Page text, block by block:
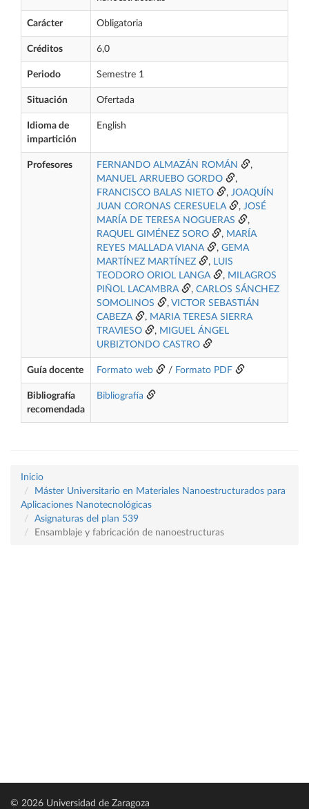
Carácter Obligatoria
Créditos 6,0
Periodo Semestre 1
Situación Ofertada
Idioma de
impartición
English
Profesores FERNANDO ALMAZÁN ROMÁN
,
MANUEL ARRUEBO GORDO
,
FRANCISCO BALAS NIETO
, JOAQUÍN
JUAN CORONAS CERESUELA
, JOSÉ
MARÍA DE TERESA NOGUERAS
,
RAQUEL GIMÉNEZ SORO
, MARÍA
REYES MALLADA VIANA
, GEMA
MARTÍNEZ MARTÍNEZ
, LUIS
TEODORO ORIOL LANGA
, MILAGROS
PIÑOL LACAMBRA
, CARLOS SÁNCHEZ
SOMOLINOS
, VICTOR SEBASTIÁN
CABEZA
, MARIA TERESA SIERRA
TRAVIESO
, MIGUEL ÁNGEL
URBIZTONDO CASTRO
Guía docente Formato web / Formato PDF
Bibliografía
recomendada
Bibliografía
Inicio
Máster Universitario en Materiales Nanoestructurados para
Aplicaciones Nanotecnológicas
Asignaturas del plan 539
Ensamblaje y fabricación de nanoestructuras
© 2026 Universidad de Zaragoza